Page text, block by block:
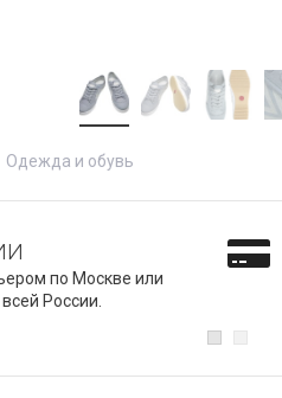
Одежда и обувь
по Москве или
России.